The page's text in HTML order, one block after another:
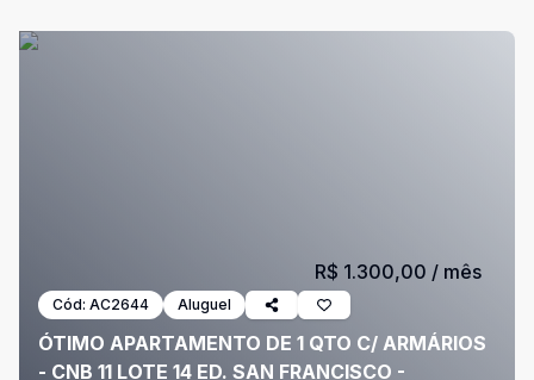
Cód: AC2644 Aluguel
ÓTIMO APARTAMENTO DE 1 QTO C/ ARMÁRIOS
- CNB 11 LOTE 14 ED. SAN FRANCISCO -
R$ 1.300,00 / mês